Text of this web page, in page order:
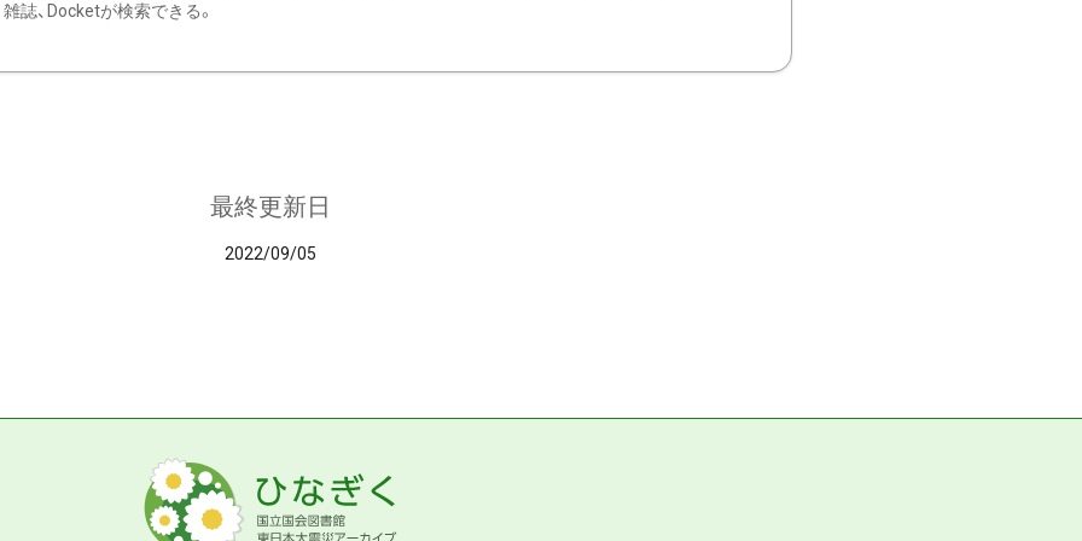
雑誌、Docketが検索できる。
最終更新日
2022/09/05